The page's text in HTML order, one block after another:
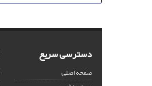
دسترسی سریع
صفحه اصلی